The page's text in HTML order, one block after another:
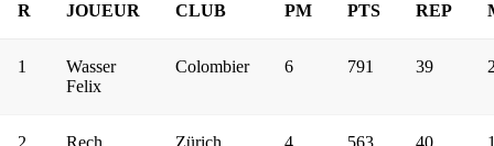
R JOUEUR CLUB PM PTS REP
1
Wasser
Felix
Colombier 6 791 39